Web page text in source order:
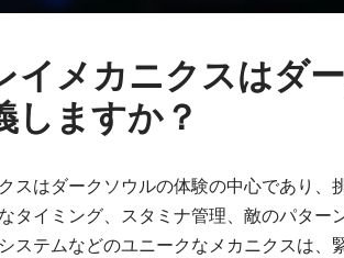
イメカニクスはダ
しますか？
スはダークソウルの体験の中心であり、
タイミング、スタミナ管理、敵のパター
ステムなどのユニークなメカニクスは、